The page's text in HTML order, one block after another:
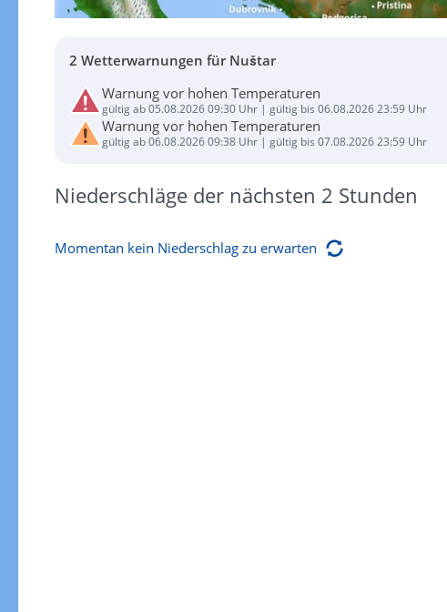
2 Wetterwarnungen für Nuštar
Warnung vor hohen Temperaturen
gültig ab 05.08.2026 09:30 Uhr | gültig bis 06.08.2026 23:59 Uhr
Warnung vor hohen Temperaturen
gültig ab 06.08.2026 09:38 Uhr | gültig bis 07.08.2026 23:59 Uhr
Niederschläge der nächsten 2 Stunden
Momentan kein Niederschlag zu erwarten